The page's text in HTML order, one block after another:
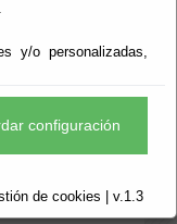
y/o personalizadas,
configuración
de cookies | v.1.3
sobre